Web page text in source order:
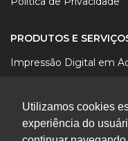
Utilizamos cookies
experiência do
PRODUTOS E
Impressão Digital em
Impressão Digital em
Impressão Digital UV